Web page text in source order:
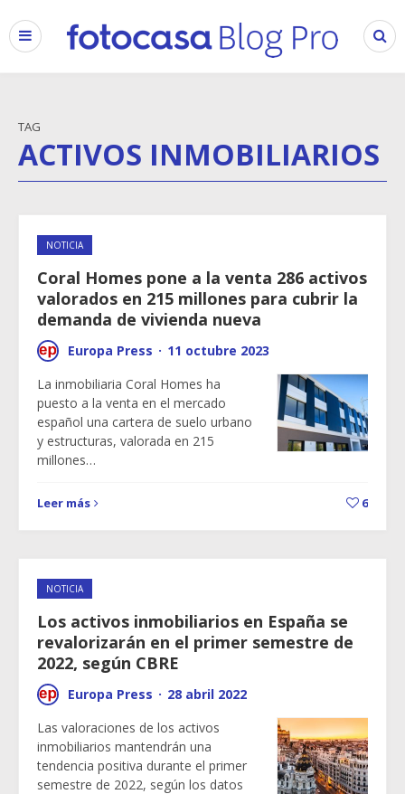
TAG
ACTIVOS INMOBILIARIOS
NOTICIA
Coral Homes pone a la venta 286 activos
valorados en 215 millones para cubrir la
demanda de vivienda nueva
Europa Press · 11 octubre 2023
La inmobiliaria Coral Homes ha
puesto a la venta en el mercado
español una cartera de suelo urbano
y estructuras, valorada en 215
millones…
Leer más 6
NOTICIA
Los activos inmobiliarios en España se
revalorizarán en el primer semestre de
2022, según CBRE
Europa Press · 28 abril 2022
Las valoraciones de los activos
inmobiliarios mantendrán una
tendencia positiva durante el primer
semestre de 2022, según los datos